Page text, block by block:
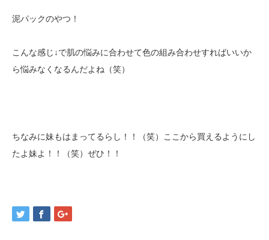
泥パックのやつ！
こんな感じ↓で肌の悩みに合わせて色の組み合わせすればいいか
ら悩みなくなるんだよね（笑）
ちなみに妹もはまってるらし！！（笑）ここから買えるようにし
たよ妹よ！！（笑）ぜひ！！